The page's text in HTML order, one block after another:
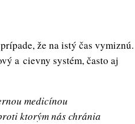
že na istý čas vymiznú.
a cievny systém, často aj
medicínou
ktorým nás chránia